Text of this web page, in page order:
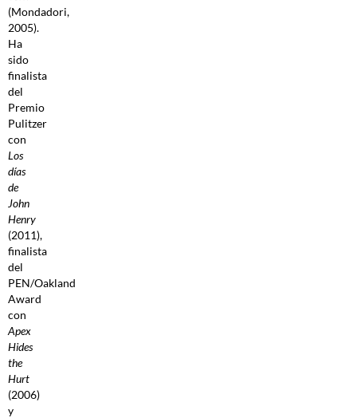
(Mondadori,
2005).
Ha
sido
finalista
del
Premio
Pulitzer
con
Los
días
de
John
Henry
(2011),
finalista
del
PEN/Oakland
Award
con
Apex
Hides
the
Hurt
(2006)
y